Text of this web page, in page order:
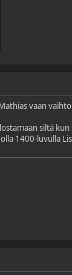
vaan
siltä
1400-luvulla